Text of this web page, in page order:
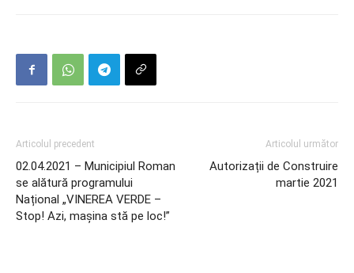
Articolul precedent
02.04.2021 – Municipiul Roman
se alătură programului
Național „VINEREA VERDE –
Stop! Azi, maşina stă pe loc!”
Articolul următor
Autorizații de Construire
martie 2021